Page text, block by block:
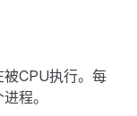
被CPU执行。每
程。